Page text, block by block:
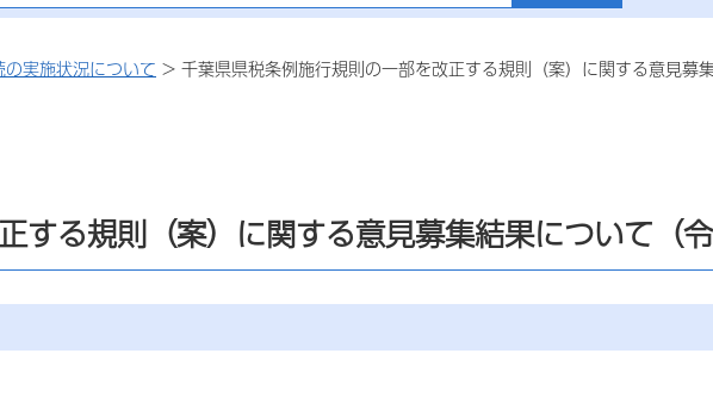
実施状況について > 千葉県県税条例施行規則の一部を改正する規則（案）に関する意見募
する規則（案）に関する意見募集結果について（